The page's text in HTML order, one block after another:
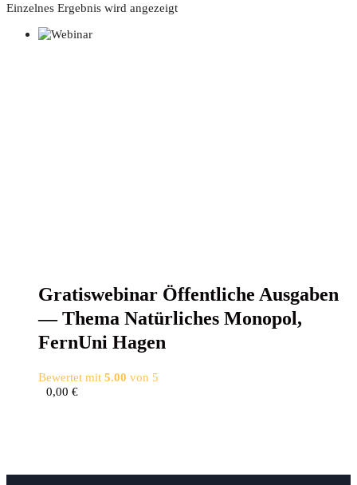
Einzelnes Ergebnis wird angezeigt
Gra­tis­web­i­nar Öffent­li­che Aus­ga­ben
— The­ma Natür­li­ches Mono­pol,
Fern­Uni Hagen
Bewertet mit 5.00 von 5
0,00 €